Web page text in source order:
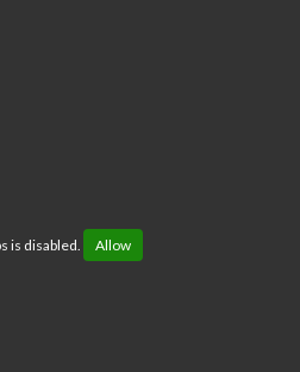
is disabled. Allow